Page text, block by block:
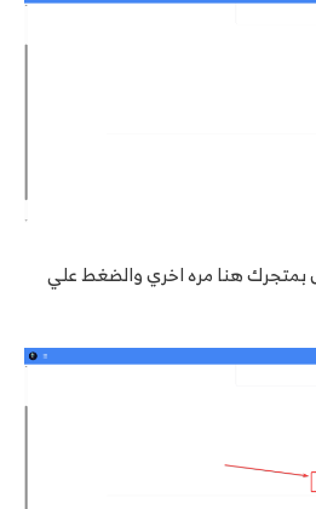
بمتجرك هنا مره اخري والضغط علي